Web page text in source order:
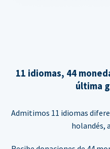
11 idiomas, 44
última
Admitimos 11 idiomas
holandés,